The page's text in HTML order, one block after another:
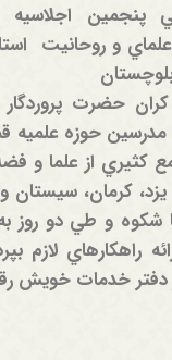
پنجمين
و روحانيت
حضرت پروردگار
حوزه علميه قم
كثيري از علما و
كرمان، سيستان
شكوه و طي دو روز
راهكارهاي لازم
دفتر خدمات خويش